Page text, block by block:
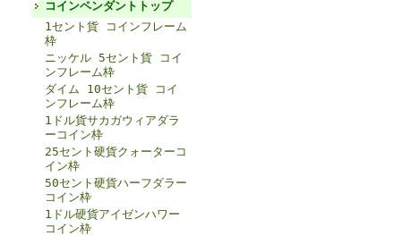
コインペンダントトップ
1セント貨 コインフレーム
枠
ニッケル 5セント貨 コイ
ンフレーム枠
ダイム 10セント貨 コイ
ンフレーム枠
1ドル貨サカガウィアダラ
ーコイン枠
25セント硬貨クォーターコ
イン枠
50セント硬貨ハーフダラー
コイン枠
1ドル硬貨アイゼンハワー
コイン枠